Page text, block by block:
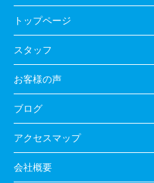
トップページ
スタッフ
お客様の声
ブログ
アクセスマップ
会社概要